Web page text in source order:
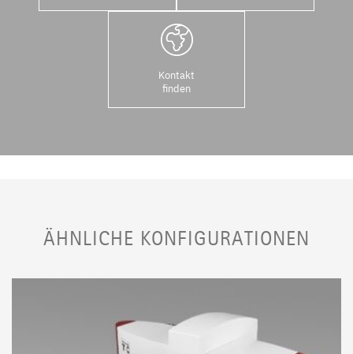
Kontakt
finden
ÄHNLICHE KONFIGURATIONEN